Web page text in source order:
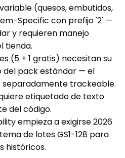
(quesos, embutidos,
Specific con prefijo '2' —
y requieren manejo
tienda.
(5 + 1 gratis) necesitan su
del pack estándar — el
separadamente trackeable.
etiquetado de texto
del código.
empieza a exigirse 2026
de lotes GS1-128 para
históricos.